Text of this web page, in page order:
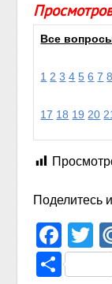
Все
1 2 3 4 5 6 7 8
17 18 19 20
Поделитесь